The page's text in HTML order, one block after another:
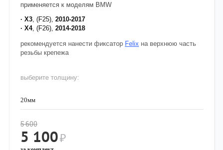
применяется к моделям BMW
· X3 , (F25), 2010-2017
· X4, (F26), 2014-2018
рекомендуется нанести фиксатор Felix на верхнюю часть
резьбы крепежа
выберите толщину:
20мм
5 600
5 100₽